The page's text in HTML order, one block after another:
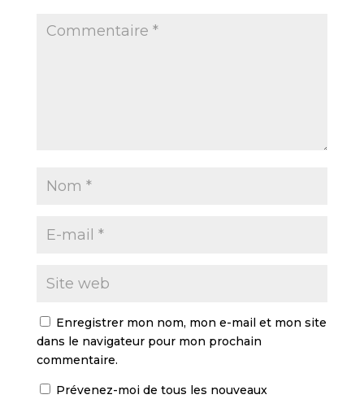
Enregistrer mon nom, mon e-mail et mon site
dans le navigateur pour mon prochain
commentaire.
Prévenez-moi de tous les nouveaux